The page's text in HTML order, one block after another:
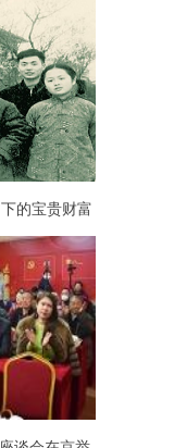
的宝贵财富